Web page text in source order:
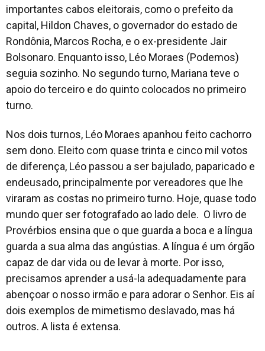
importantes cabos eleitorais, como o prefeito da
capital, Hildon Chaves, o governador do estado de
Rondônia, Marcos Rocha, e o ex-presidente Jair
Bolsonaro. Enquanto isso, Léo Moraes (Podemos)
seguia sozinho. No segundo turno, Mariana teve o
apoio do terceiro e do quinto colocados no primeiro
turno.
Nos dois turnos, Léo Moraes apanhou feito cachorro
sem dono. Eleito com quase trinta e cinco mil votos
de diferença, Léo passou a ser bajulado, paparicado e
endeusado, principalmente por vereadores que lhe
viraram as costas no primeiro turno. Hoje, quase todo
mundo quer ser fotografado ao lado dele. O livro de
Provérbios ensina que o que guarda a boca e a língua
guarda a sua alma das angústias. A língua é um órgão
capaz de dar vida ou de levar à morte. Por isso,
precisamos aprender a usá-la adequadamente para
abençoar o nosso irmão e para adorar o Senhor. Eis aí
dois exemplos de mimetismo deslavado, mas há
outros. A lista é extensa.